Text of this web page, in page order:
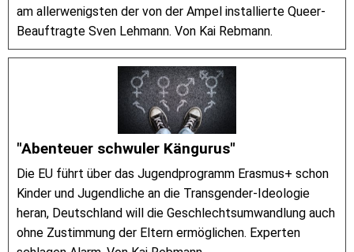
am allerwenigsten der von der Ampel installierte Queer-
Beauftragte Sven Lehmann. Von Kai Rebmann.
"Abenteuer schwuler Kängurus"
Die EU führt über das Jugendprogramm Erasmus+ schon
Kinder und Jugendliche an die Transgender-Ideologie
heran, Deutschland will die Geschlechtsumwandlung auch
ohne Zustimmung der Eltern ermöglichen. Experten